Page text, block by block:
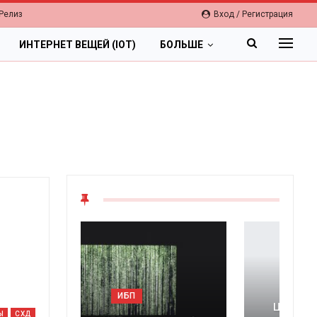
Вход / Регистрация
ИНТЕРНЕТ ВЕЩЕЙ (IOT) БОЛЬШЕ
СХД
ОБЛАКА
Цифровая экономика 2026.